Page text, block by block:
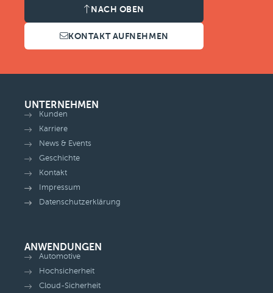
NACH OBEN
KONTAKT AUFNEHMEN
UNTERNEHMEN
Kunden
Karriere
News & Events
Geschichte
Kontakt
Impressum
Datenschutzerklärung
ANWENDUNGEN
Automotive
Hochsicherheit
Cloud-Sicherheit